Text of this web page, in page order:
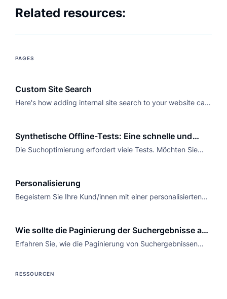
Related resources:
PAGES
Custom Site Search
Here's how adding internal site search to your website can
Synthetische Offline-Tests: Eine schnelle und
sichere Methode zur Verbesserung der
Die Suchoptimierung erfordert viele Tests. Möchten Sie
Tests aus.
Personalisierung
Begeistern Sie Ihre Kund/innen mit einer personalisierten
Wie sollte die Paginierung der Suchergebnisse auf
Ihrer Website aussehen?
Erfahren Sie, wie die Paginierung von Suchergebnissen
RESSOURCEN